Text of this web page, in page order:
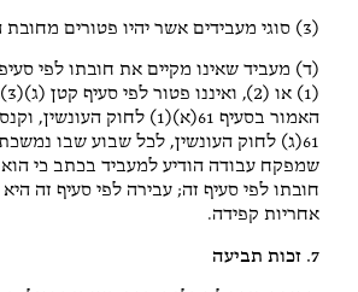
(3) סוגי מעבידים אשר יהיו פטורים מחובת הצגת המודעה.
(ד) מעביד שאינו מקיים את חובתו לפי
האמור בסעיף 61(א)(1) לחוק
61(ג) לחוק העונשין, לכל שבוע שבו
שמפקח עבודה הודיע למעביד בכתב כי הוא
חובתו לפי סעיף זה; עבירה לפי סעיף זה
אחריות קפידה.
7. זכות תביעה